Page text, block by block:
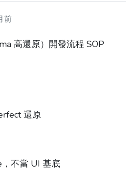
前
高還原）開發流程 SOP
還原
不當 UI 基底